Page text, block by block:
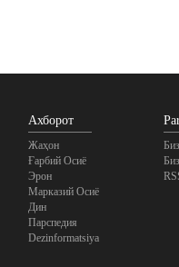
Ахборот
Жаҳон
Ғарбий Осиё
Эрон
Марказий Осиё
Дин
Парспедия
Dezinformatsiya